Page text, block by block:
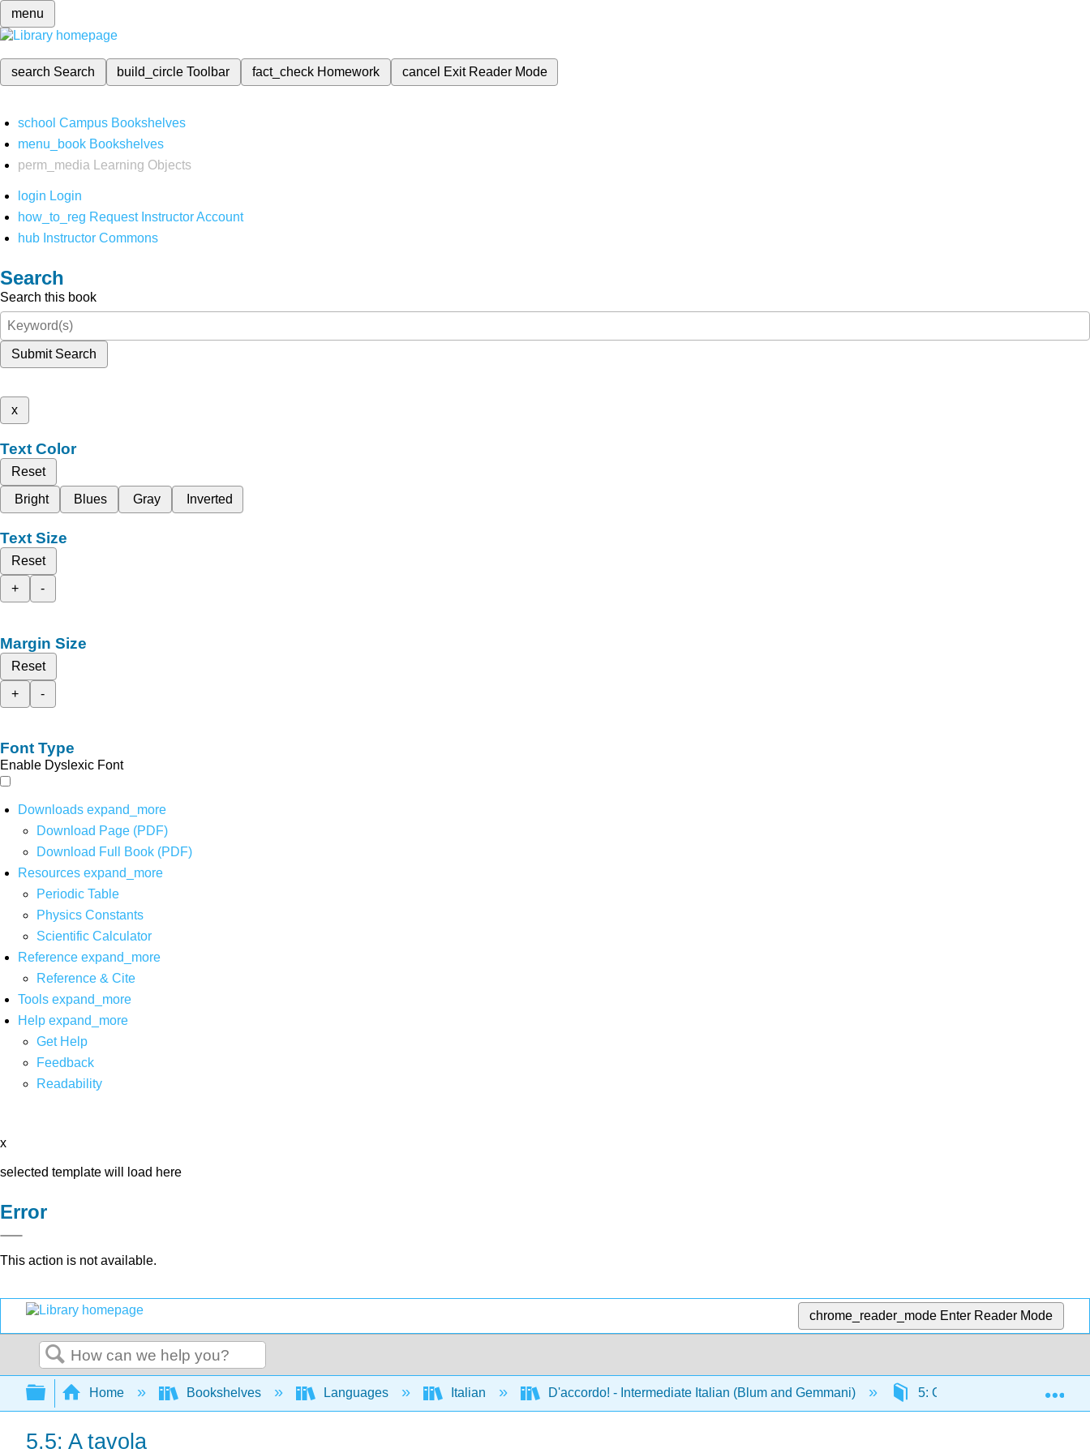
menu
search Search build_circleToolbar fact_check Homework cancel Exit Reader Mode
school Campus Bookshelves
menu_book Bookshelves
perm_media
Learning Objects
login Login
how_to_reg Request Instructor Account
hub Instructor Commons
Search
Search this book
Submit Search
x
Text Color
Reset
Bright
Blues Gray Inverted
Text Size
Reset
+
-
Margin Size
Reset
+
-
Font Type
Enable Dyslexic Font
Downloads expand_more
Download Page (PDF)
Download Full Book (PDF)
Resources expand_more
Periodic Table
Physics Constants
Scientific Calculator
Reference expand_more
Reference & Cite
Tools expand_more
Help expand_more
Get Help
Feedback
Readability
x
selected template will load here
Error
This action is not available.
chrome_reader_mode Enter Reader Mode
Search
Expand/collapse global hierarchy
Home Bookshelves Languages Italian D'accordo! - Intermediate Italian (Blum and Gemmani) 5: Cultura 5.5: A
5.5: A tavola